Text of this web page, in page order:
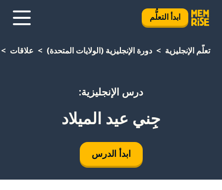
ابدأ التعلُّم
تعلَّم الإنجليزية دورة الإنجليزية (الولايات المتحدة) علاقات
درس الإنجليزية:
جِني عيد الميلاد
ابدأ الدرس